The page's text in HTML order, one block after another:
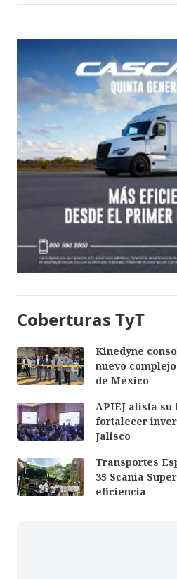
Coberturas TyT
Kinedyne
nuevo
de México
APIEJ alista su
fortalecer
Jalisco
Transportes
35 Scania
eficiencia